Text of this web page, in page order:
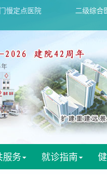
二级综合
慢定点医院
服务 就诊指南